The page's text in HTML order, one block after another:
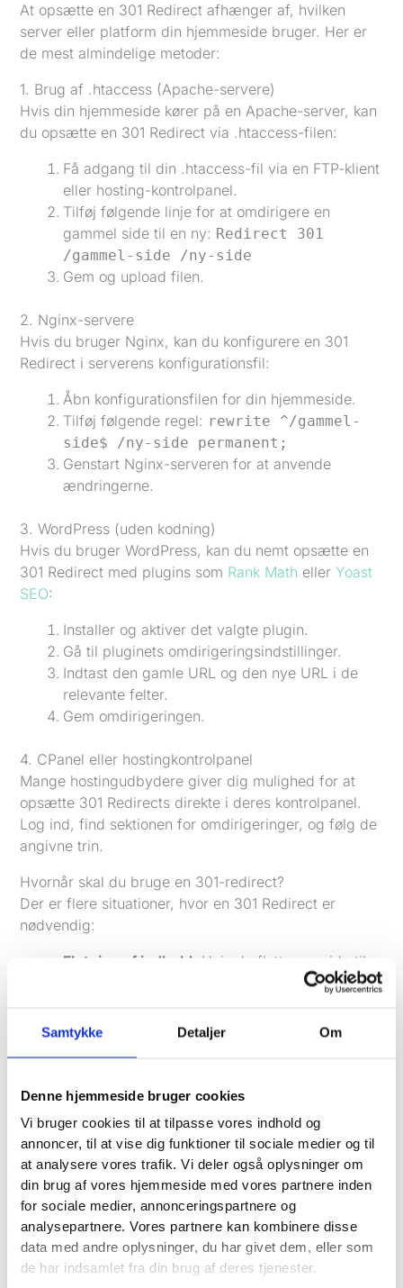
Samtykke Detaljer Om
Denne hjemmeside bruger cookies
Vi bruger cookies til at tilpasse vores indhold og
annoncer, til at vise dig funktioner til sociale medier og til
at analysere vores trafik. Vi deler også oplysninger om
din brug af vores hjemmeside med vores partnere inden
for sociale medier, annonceringspartnere og
analysepartnere. Vores partnere kan kombinere disse
data med andre oplysninger, du har givet dem, eller som
de har indsamlet fra din brug af deres tjenester.
At opsætte en 301 Redirect afhænger af, hvilken
server eller platform din hjemmeside bruger. Her er
de mest almindelige metoder:
1. Brug af .htaccess (Apache-servere)
Hvis din hjemmeside kører på en Apache-server, kan
du opsætte en 301 Redirect via .htaccess-filen:
Få adgang til din .htaccess-fil via en FTP-klient
eller hosting-kontrolpanel.
Tilføj følgende linje for at omdirigere en
gammel side til en ny: Redirect 301
/gammel-side /ny-side
Gem og upload filen.
2. Nginx-servere
Hvis du bruger Nginx, kan du konfigurere en 301
Redirect i serverens konfigurationsfil:
Åbn konfigurationsfilen for din hjemmeside.
Tilføj følgende regel: rewrite ^/gammel-
side$ /ny-side permanent;
Genstart Nginx-serveren for at anvende
ændringerne.
3. WordPress (uden kodning)
Hvis du bruger WordPress, kan du nemt opsætte en
301 Redirect med plugins som Rank Math ellerYoast
SEO:
Installer og aktiver det valgte plugin.
Gå til pluginets omdirigeringsindstillinger.
Indtast den gamle URL og den nye URL i de
relevante felter.
Gem omdirigeringen.
4. CPanel eller hostingkontrolpanel
Mange hostingudbydere giver dig mulighed for at
opsætte 301 Redirects direkte i deres kontrolpanel.
Log ind, find sektionen for omdirigeringer, og følg de
angivne trin.
Hvornår skal du bruge en 301-redirect?
Der er flere situationer, hvor en 301 Redirect er
nødvendig:
Flytning af indhold: Hvis du flytter en side til
en ny URL, fx ved redesign af din hjemmeside.
flere sider sammen til én.
Skift af domæne:Hvis din hjemmeside flyttes
Fordele ved 301-redirects
1. Bedre brugeroplevelse
En korrekt opsat 301 Redirect sikrer, at brugerne
hurtigt og problemfrit lander på den rigtige side. Det
reducerer risikoen for, at de forlader din hjemmeside
på grund af en fejlside.